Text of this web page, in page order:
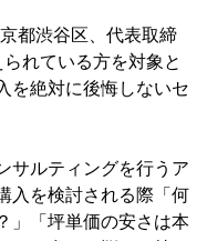
都渋谷区、代表取締
れている方を対象と
を絶対に後悔しないセ
サルティングを行うア
入を検討される際「何
」「坪単価の安さは本